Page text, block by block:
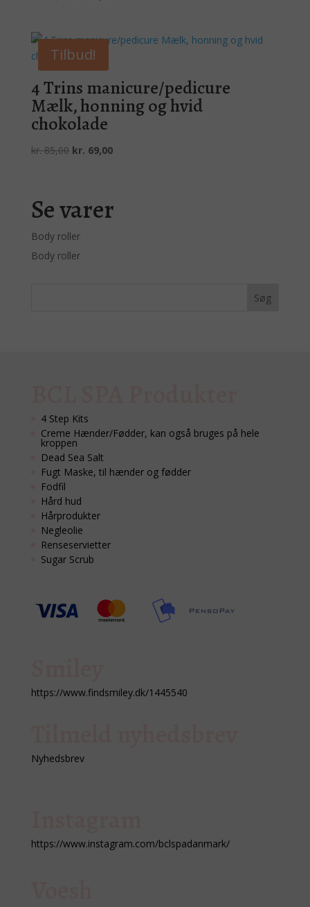
var:
kr. 85,00.
er:
Tilbud!
4 Trins manicure/pedicure
Mælk, honning og hvid
chokolade
kr.85,00 Den
kr. 85,00.
kr. 69,00Den
kr. 69,00.
Se varer
Body roller
Body roller
4 Step Kits
Creme Hænder/Fødder, kan også bruges på hele
kroppen
Dead Sea Salt
Fugt Maske, til hænder og fødder
Fodfil
Hård hud
Hårprodukter
Negleolie
Renseservietter
Sugar Scrub
https://www.findsmiley.dk/1445540
Nyhedsbrev
https://www.instagram.com/bclspadanmark/